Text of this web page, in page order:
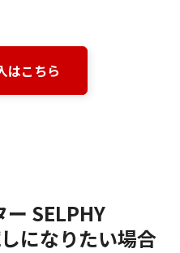
はこちら
SELPHY
になりたい場合